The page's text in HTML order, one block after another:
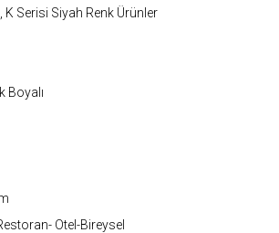
K Serisi Siyah Renk Ürünler
Boyalı
Otel-Bireysel